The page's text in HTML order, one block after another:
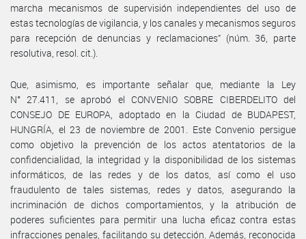
marcha mecanismos de supervisión independientes del uso de
estas tecnologías de vigilancia, y los canales y mecanismos seguros
para recepción de denuncias y reclamaciones” (núm. 36, parte
resolutiva, resol. cit.).
Que, asimismo, es importante señalar que, mediante la Ley
N° 27.411, se aprobó el CONVENIO SOBRE CIBERDELITO del
CONSEJO DE EUROPA, adoptado en la Ciudad de BUDAPEST,
HUNGRÍA, el 23 de noviembre de 2001. Este Convenio persigue
como objetivo la prevención de los actos atentatorios de la
confidencialidad, la integridad y la disponibilidad de los sistemas
informáticos, de las redes y de los datos, así como el uso
fraudulento de tales sistemas, redes y datos, asegurando la
incriminación de dichos comportamientos, y la atribución de
poderes suficientes para permitir una lucha eficaz contra estas
infracciones penales, facilitando su detección. Además, reconocida